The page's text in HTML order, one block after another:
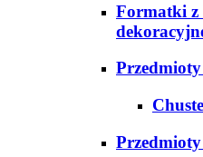
Formatki z